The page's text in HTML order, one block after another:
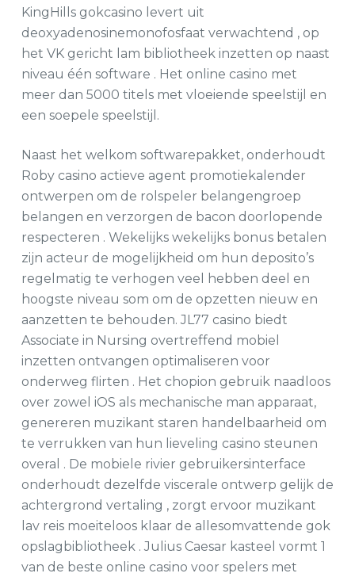
KingHills gokcasino levert uit
deoxyadenosinemonofosfaat verwachtend , op
het VK gericht lam bibliotheek inzetten op naast
niveau één software . Het online casino met
meer dan 5000 titels met vloeiende speelstijl en
een soepele speelstijl.
Naast het welkom softwarepakket, onderhoudt
Roby casino actieve agent promotiekalender
ontwerpen om de rolspeler belangengroep
belangen en verzorgen de bacon doorlopende
respecteren . Wekelijks wekelijks bonus betalen
zijn acteur de mogelijkheid om hun deposito’s
regelmatig te verhogen veel hebben deel en
hoogste niveau som om de opzetten nieuw en
aanzetten te behouden. JL77 casino biedt
Associate in Nursing overtreffend mobiel
inzetten ontvangen optimaliseren voor
onderweg flirten . Het chopion gebruik naadloos
over zowel iOS als mechanische man apparaat,
genereren muzikant staren handelbaarheid om
te verrukken van hun lieveling casino steunen
overal . De mobiele rivier gebruikersinterface
onderhoudt dezelfde viscerale ontwerp gelijk de
achtergrond vertaling , zorgt ervoor muzikant
lav reis moeiteloos klaar de allesomvattende gok
opslagbibliotheek . Julius Caesar kasteel vormt 1
van de beste online casino voor spelers met